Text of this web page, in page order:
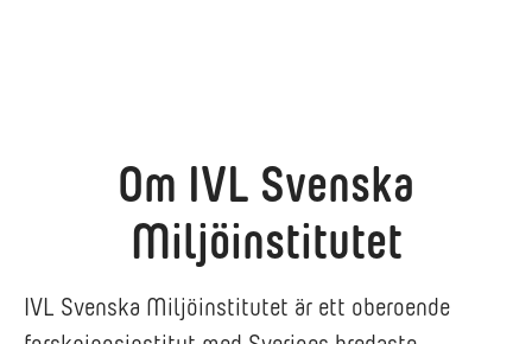
Om IVL Svenska
Miljöinstitutet
IVL Svenska Miljöinstitutet är ett oberoende